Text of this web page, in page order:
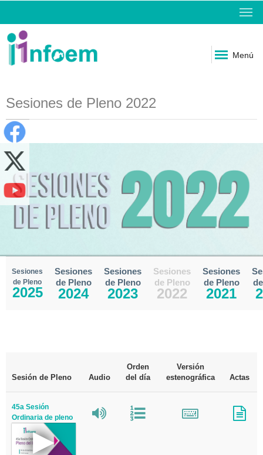
Menú
Sesiones de Pleno 2022
Sesiones
de Pleno
2025
Sesiones
de Pleno
2024
Sesiones
de Pleno
2023
Sesiones
de Pleno
2022
Sesiones
de Pleno
2021
Sesión de Pleno Audio
Orden
del día
Versión
estenográfica
Actas
45a Sesión
Ordinaria de pleno